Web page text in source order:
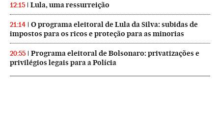
12:15 Lula, uma ressurreição
21:14
O programa eleitoral de Lula da Silva: subidas de
impostos para os ricos e proteção para as minorias
20:55
Programa eleitoral de Bolsonaro: privatizações e
privilégios legais para a Polícia